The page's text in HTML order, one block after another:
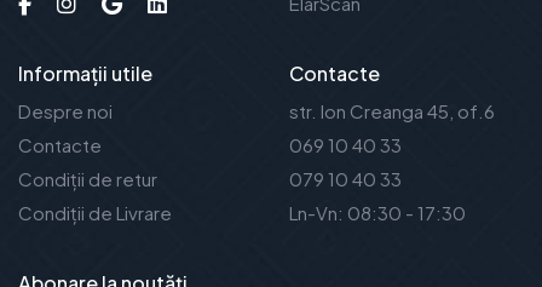
Informații utile
Despre noi
Contacte
Condiții de retur
Condiții de Livrare
Contacte
str. Ion Creanga 45, of.6
069 10 40 33
079 10 40 33
Ln-Vn: 08:30 - 17:30